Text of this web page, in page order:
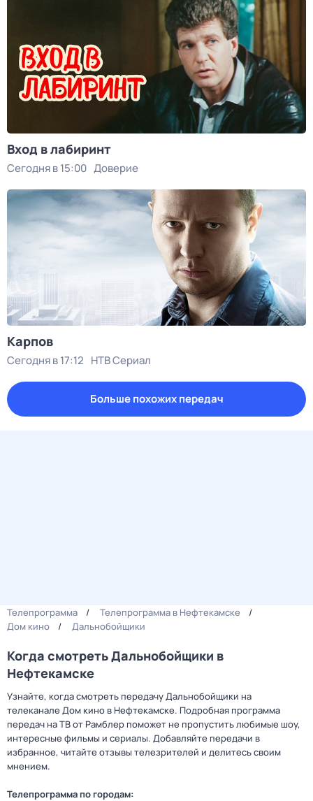
Вход в лабиринт
Сегодня в 15:00 Доверие
Карпов
Сегодня в 17:12 НТВ Сериал
Больше похожих передач
Телепрограмма
Телепрограмма в Нефтекамске
Дом кино
Дальнобойщики
Когда смотреть Дальнобойщики в
Нефтекамске
Узнайте, когда смотреть передачу Дальнобойщики на
телеканале Дом кино в Нефтекамске. Подробная программа
передач на ТВ от Рамблер поможет не пропустить любимые шоу,
интересные фильмы и сериалы. Добавляйте передачи в
избранное, читайте отзывы телезрителей и делитесь своим
мнением.
Телепрограмма по городам: